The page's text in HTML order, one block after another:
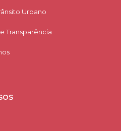
Urbano
Transparência